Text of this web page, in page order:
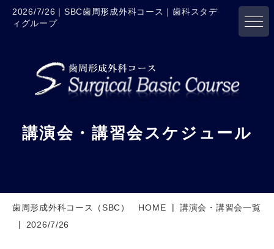
2026/7/26｜SBC歯周形成外科コース｜歯科スタデ
ィグループ
講演会・講習会スケジュール
歯周形成外科コース（SBC） HOME
講演会・講習会一覧
2026/7/26